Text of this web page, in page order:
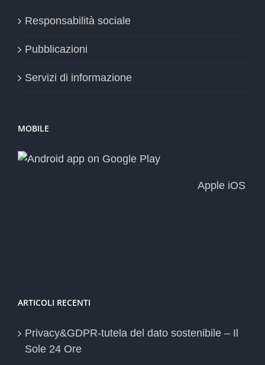
Responsabilità sociale
Pubblicazioni
Servizi di informazione
MOBILE
Apple iOS
ARTICOLI RECENTI
Privacy&GDPR-tutela del dato sostenibile – Il
Sole 24 Ore